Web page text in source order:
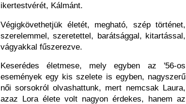
ikertestvérét, Kálmánt.
Végigkövethetjük életét, megható, szép történet,
szerelemmel, szeretettel, barátsággal, kitartással,
vágyakkal fűszerezve.
Keserédes életmese, mely egyben az '56-os
események egy kis szelete is egyben, nagyszerű
női sorsokról olvashattunk, mert nemcsak Laura,
azaz Lora élete volt nagyon érdekes, hanem az